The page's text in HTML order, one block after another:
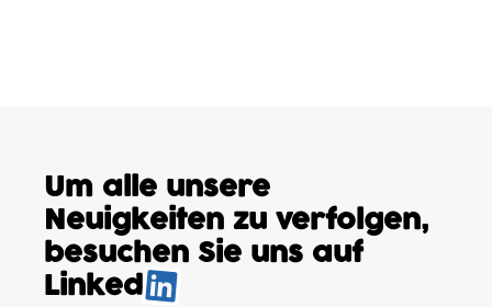
Um alle unsere
Neuigkeiten zu verfolgen,
besuchen Sie uns auf
Linked.